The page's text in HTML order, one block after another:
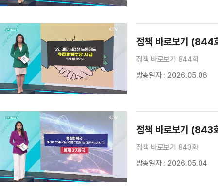
정책 바로보기 (844
정책 바로보기 844회
방송일자 : 2026.05.06
정책 바로보기 (843
정책 바로보기 843회
방송일자 : 2026.05.04